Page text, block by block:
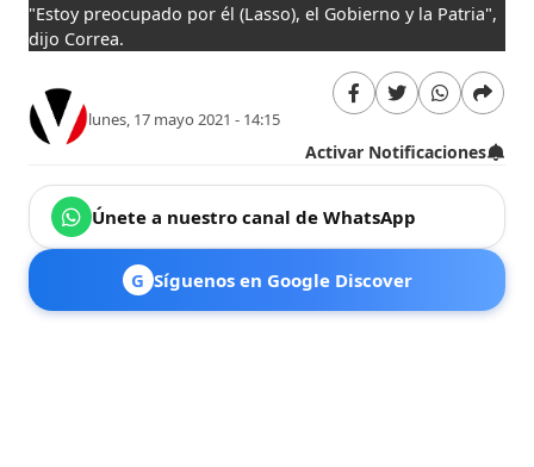
"Estoy preocupado por él (Lasso), el Gobierno y la Patria",
dijo Correa.
lunes, 17 mayo 2021 - 14:15
Activar Notificaciones
Únete a nuestro canal de WhatsApp
G Síguenos en Google Discover